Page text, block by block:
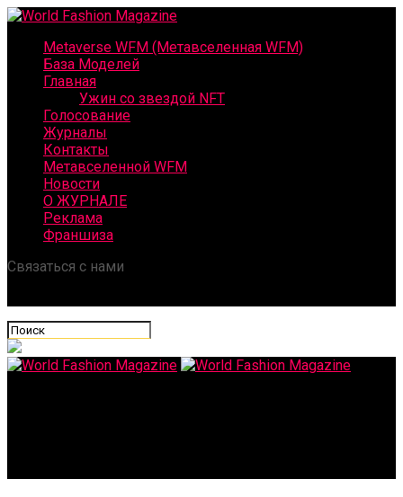
Metaverse WFM (Метавселенная WFM)
База Моделей
Главная
Ужин со звездой NFT
Голосование
Журналы
Контакты
Метавселенной WFM
Новости
О ЖУРНАЛЕ
Реклама
Франшиза
Связаться с нами